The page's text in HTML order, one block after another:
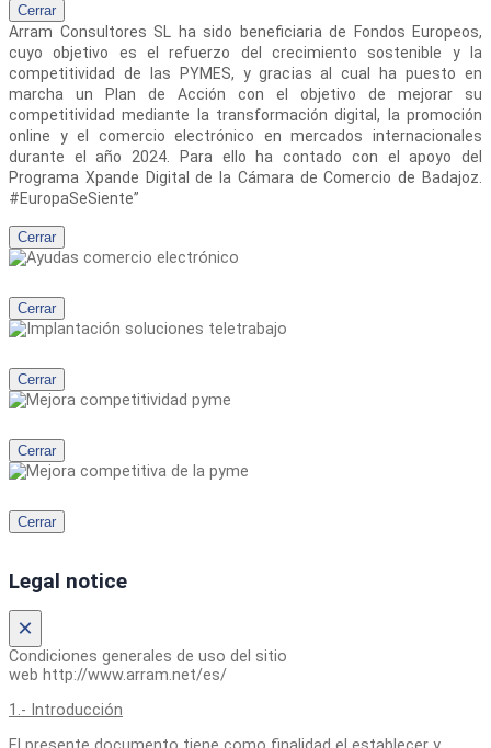
Cerrar
Arram Consultores SL
ha sido beneficiaria de Fondos Europeos,
cuyo objetivo es el refuerzo del crecimiento sostenible y la
competitividad de las PYMES, y gracias al cual ha puesto en
marcha un Plan de Acción con el objetivo de mejorar su
competitividad mediante la transformación digital, la promoción
online y el comercio electrónico en mercados internacionales
durante el año 2024. Para ello ha contado con el apoyo del
Programa Xpande Digital de la Cámara de Comercio de Badajoz.
#EuropaSeSiente”
Cerrar
Cerrar
Cerrar
Cerrar
Cerrar
Legal notice
×
Condiciones generales de uso del sitio
web http://www.arram.net/es/
1.- Introducción